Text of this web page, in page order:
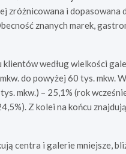
zróżnicowana i dopasowana
znanych marek,
według wielkości
do powyżej 60 tys. mkw.
mkw.) – 25,1% (rok
Z kolei na końcu
centra i galerie mniejsze,